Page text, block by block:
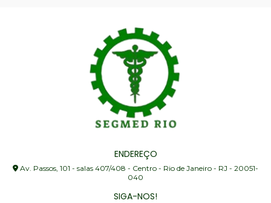
ENDEREÇO
Av. Passos, 101 - salas 407/408 - Centro - Rio de Janeiro - RJ - 20051-
040
SIGA-NOS!